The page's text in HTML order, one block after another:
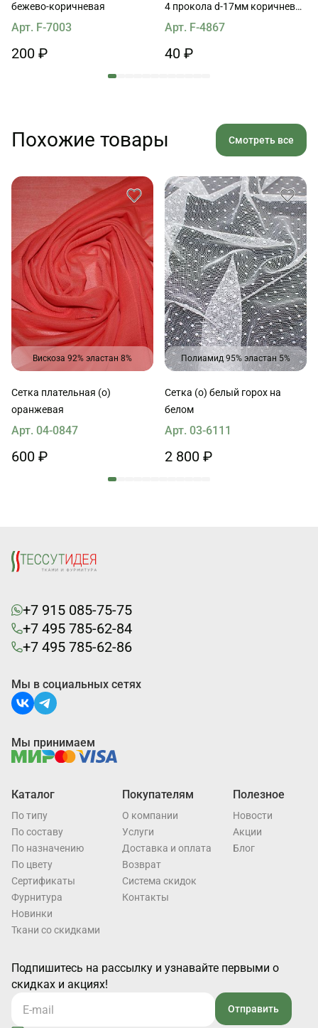
бежево-коричневая
Арт. F-7003
200 ₽
4 прокола d-17мм коричневая
с ободком Roberto Cavalli
Арт. F-4867
40 ₽
Похожие товары Смотреть все
Вискоза 92% эластан 8%
Сетка плательная (о)
оранжевая
Арт. 04-0847
600 ₽
Полиамид 95% эластан 5%
Сетка (о) белый горох на
белом
Арт. 03-6111
2 800 ₽
+7 915 085-75-75
+7 495 785-62-84
+7 495 785-62-86
Каталог
По типу
По составу
По назначению
По цвету
Cертификаты
Фурнитура
Новинки
Ткани со скидками
Покупателям
О компании
Услуги
Доставка и оплата
Возврат
Система скидок
Контакты
Полезное
Новости
Акции
Блог
Подпишитесь на рассылку и узнавайте первыми о
скидках и акциях!
Отправить
Мы в социальных сетях
Мы принимаем